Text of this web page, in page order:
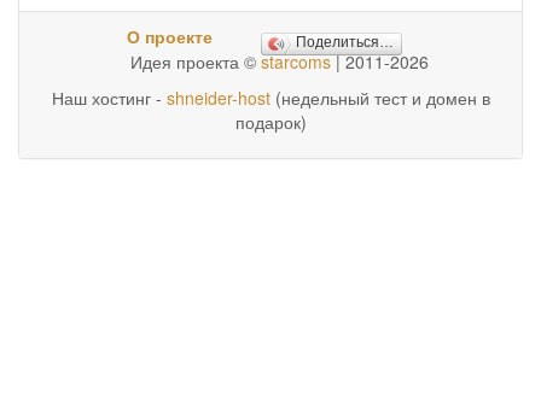
О проекте Поделиться…
Идея проекта © starcoms| 2011-2026
Наш хостинг - shneider-host(недельный тест и домен в
подарок)